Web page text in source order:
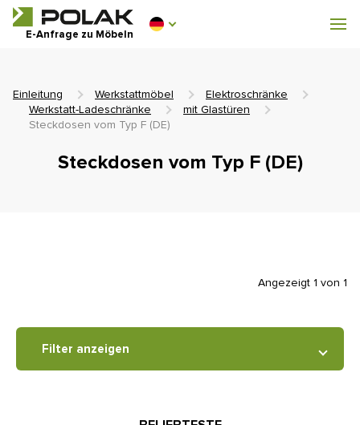
E-Anfrage zu Möbeln
Werkstattmöbel
0 €
Einleitung Werkstattmöbel
Elektroschränke
Werkstatt-Ladeschränke
mit Glastüren
Steckdosen vom Typ F (DE)
Steckdosen vom Typ F (DE)
Angezeigt 1 von 1
Filter anzeigen